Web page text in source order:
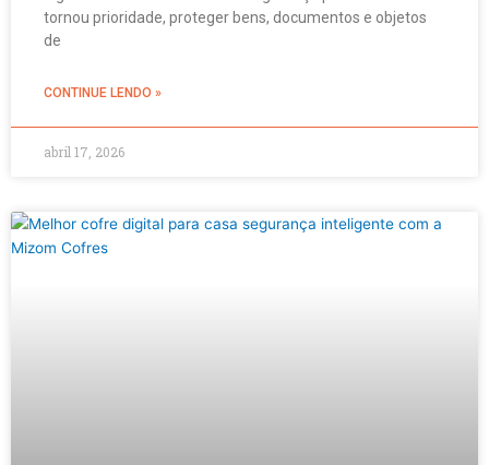
tornou prioridade, proteger bens, documentos e objetos
de
CONTINUE LENDO »
abril 17, 2026